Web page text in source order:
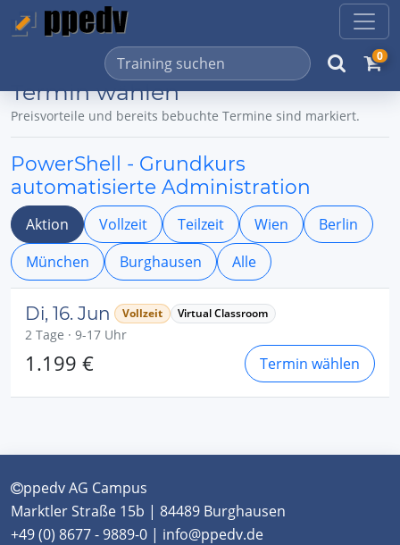
0
Termin wählen
Preisvorteile und bereits bebuchte Termine sind markiert.
PowerShell - Grundkurs
automatisierte Administration
Aktion Vollzeit Teilzeit Wien
Berlin
München
Burghausen Alle
Di, 16. Jun Vollzeit Virtual Classroom
2 Tage · 9-17 Uhr
1.199 € Termin wählen
ppedv AG Campus
Marktler Straße 15b | 84489 Burghausen
+49 (0) 8677 - 9889-0 | info@ppedv.de